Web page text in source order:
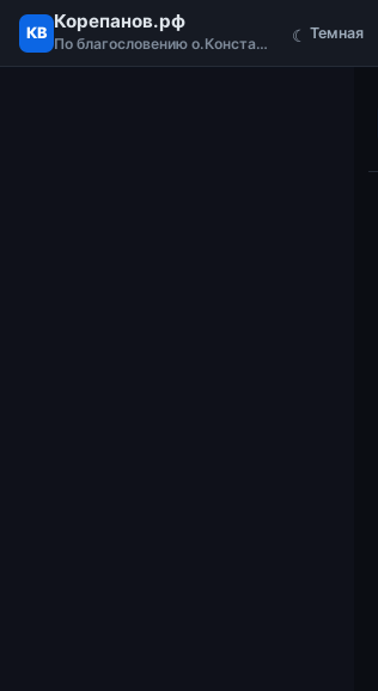
КВ Корепанов.рф
По благословению о.Константина ☾ Темная